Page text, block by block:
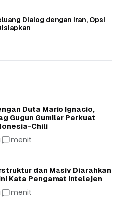
Dialog dengan Iran, Opsi
Duta Mario Ignacio,
Gugun Gumilar Perkuat
Chili
menit
dan Masiv Diarahkan
Kata Pengamat Intelejen
menit